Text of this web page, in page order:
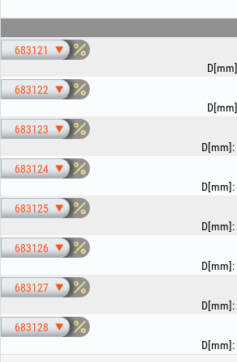
683121
D[mm]
683122
D[mm]
683123
D[mm]:
683124
D[mm]:
683125
D[mm]:
683126
D[mm]:
683127
D[mm]:
683128
D[mm]: